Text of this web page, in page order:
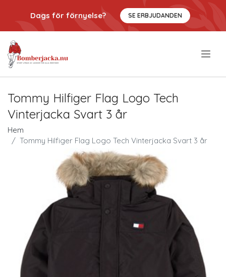
Dags för förnyelse? SE ERBJUDANDEN
Tommy Hilfiger Flag Logo Tech
Vinterjacka Svart 3 år
Hem
Tommy Hilfiger Flag Logo Tech Vinterjacka Svart 3 år